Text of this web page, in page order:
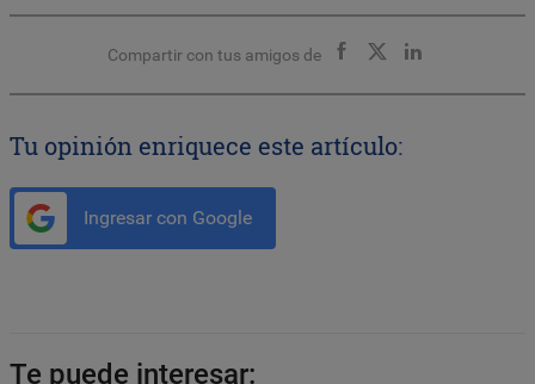
Compartir con tus amigos de
Tu opinión enriquece este artículo:
Ingresar con Google
Te puede interesar: